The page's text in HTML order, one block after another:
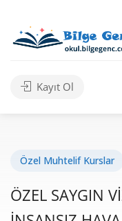
Kayıt Ol
Özel Muhtelif Kurslar
ÖZEL SAYGIN